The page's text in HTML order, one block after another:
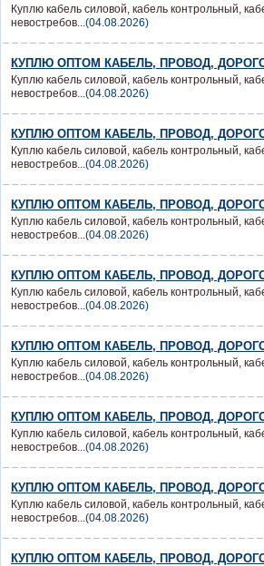
Куплю кабель силовой, кабель контрольный,
невостребов...(04.08.2026)
КУПЛЮ ОПТОМ КАБЕЛЬ, ПРОВОД,
Куплю кабель силовой, кабель контрольный,
невостребов...(04.08.2026)
КУПЛЮ ОПТОМ КАБЕЛЬ, ПРОВОД,
Куплю кабель силовой, кабель контрольный,
невостребов...(04.08.2026)
КУПЛЮ ОПТОМ КАБЕЛЬ, ПРОВОД,
Куплю кабель силовой, кабель контрольный,
невостребов...(04.08.2026)
КУПЛЮ ОПТОМ КАБЕЛЬ, ПРОВОД,
Куплю кабель силовой, кабель контрольный,
невостребов...(04.08.2026)
КУПЛЮ ОПТОМ КАБЕЛЬ, ПРОВОД,
Куплю кабель силовой, кабель контрольный,
невостребов...(04.08.2026)
КУПЛЮ ОПТОМ КАБЕЛЬ, ПРОВОД,
Куплю кабель силовой, кабель контрольный,
невостребов...(04.08.2026)
КУПЛЮ ОПТОМ КАБЕЛЬ, ПРОВОД,
Куплю кабель силовой, кабель контрольный,
невостребов...(04.08.2026)
КУПЛЮ ОПТОМ КАБЕЛЬ, ПРОВОД,